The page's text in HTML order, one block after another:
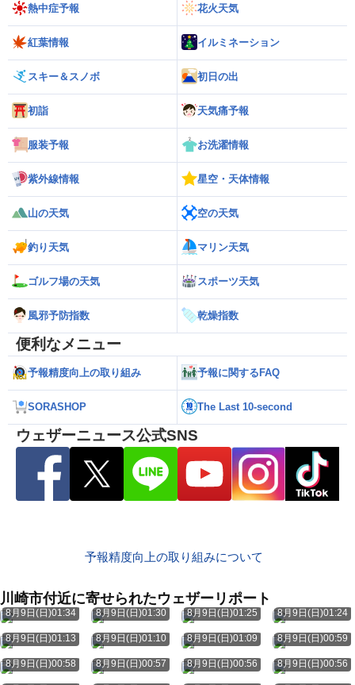
熱中症予報 花火天気
紅葉情報 イルミネーション
スキー＆スノボ 初日の出
初詣 天気痛予報
服装予報 お洗濯情報
紫外線情報 星空・天体情報
山の天気 空の天気
釣り天気 マリン天気
ゴルフ場の天気 スポーツ天気
風邪予防指数 乾燥指数
便利なメニュー
予報精度向上の取り組み 予報に関するFAQ
SORASHOP The Last 10-second
ウェザーニュース公式SNS
予報精度向上の取り組みについて
川崎市付近に寄せられたウェザーリポート
8月9日(日)01:34 8月9日(日)01:30 8月9日(日)01:25 8月9日(日)01:24
8月9日(日)01:13 8月9日(日)01:10 8月9日(日)01:09 8月9日(日)00:59
8月9日(日)00:58 8月9日(日)00:57 8月9日(日)00:56 8月9日(日)00:56